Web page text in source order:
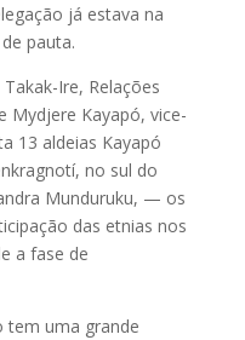
já estava na
pauta.
Ire, Relações
Mydjere Kayapó, vice-
13 aldeias Kayapó
no sul do
Munduruku, — os
das etnias nos
a fase de
tem uma grande